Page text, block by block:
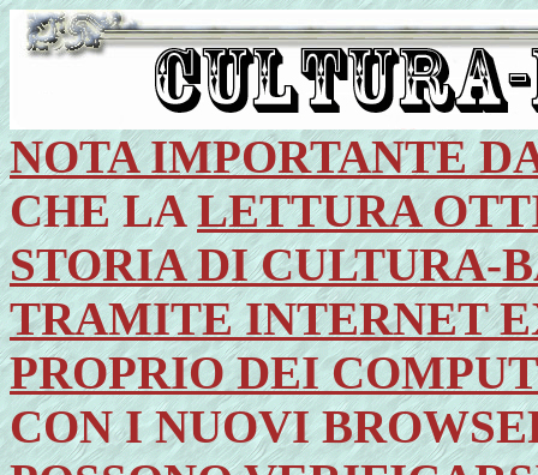
NOTA IMPORTANTE
CHE LALETTURA
STORIA DI CULTURA-
TRAMITE INTERNET
PROPRIO DEI
CON I NUOVI